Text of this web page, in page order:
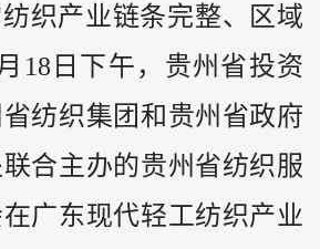
织产业链条完整、区域
18日下午， 贵州 省投资
纺织集团和贵州省政府
合主办的贵州省纺织服
广东现代轻工纺织产业